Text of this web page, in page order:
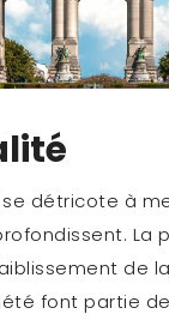
détricote à
La
de
font partie